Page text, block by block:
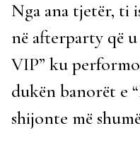
Nga ana tjetër, ti
në afterparty që
VIP” ku
dukën banorët e
shijonte më